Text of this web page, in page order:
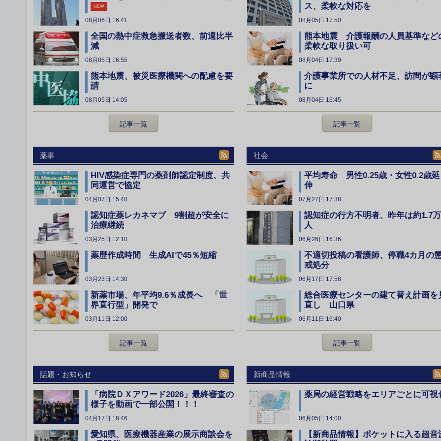
NEW
08月06日 16:41
全国の熱中症救急搬送者数、前週比半
減
08月05日 16:55
熊本地震、被災医療機関への配慮を要
請
08月05日 14:05
記事一覧
ス、柔軟な対応を
08月05日 17:50
熊本地震 介護報酬の人員基準など
柔軟な取り扱い可
08月04日 17:39
介護事業所での人材不足、訪問が顕
に
08月04日 16:45
記事一覧
薬事
HIV感染症専門の薬剤師認定制度、共
同運営で協定
04月07日 15:40
認知症薬レカネマブ 9割超が安全に
治療継続
03月25日 12:10
薬歴作成時間 生成AIで45％短縮
03月23日 14:30
新薬市場、年平均9.6％成長へ 「世
界直行型」開発で
03月11日 12:00
記事一覧
社会
平均寿命 男性0.25歳・女性0.2歳延
伸
07月27日 17:38
認知症の行方不明者、昨年は約1.7万
人
06月26日 16:36
不適切投稿の看護師、停職4カ月の
戒処分
06月17日 17:58
総合医療センターの建て替え計画を
直し 山口県
06月11日 16:40
記事一覧
話題・お知らせ
「病院ＤＸアワード2026」最終審査の
様子を動画で一部公開！！！
04月17日 18:46
愛知県、医療機器産業の展示商談会を
新商品情報
薬局の経営戦略をエリアごとに可視
06月05日 14:00
【新商品情報】ポケットに入る超音